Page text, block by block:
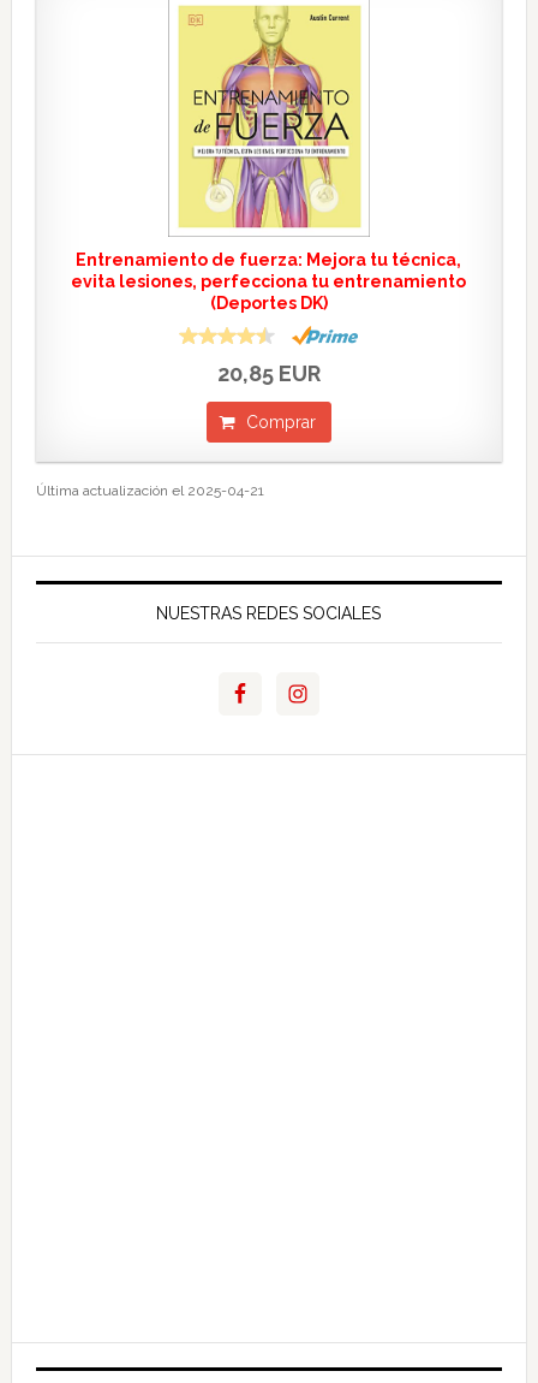
Entrenamiento de fuerza: Mejora tu técnica,
evita lesiones, perfecciona tu entrenamiento
(Deportes DK)
20,85 EUR
Comprar
Última actualización el 2025-04-21
NUESTRAS REDES SOCIALES